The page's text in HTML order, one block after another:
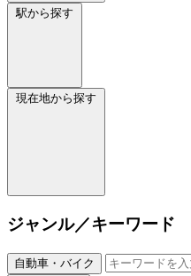
駅から探す
現在地から探す
ジャンル／キーワード
自動車・バイク